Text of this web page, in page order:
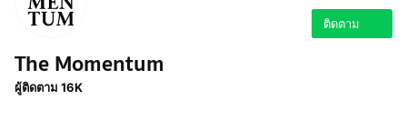
ติดตาม
The Momentum
ผู้ติดตาม 16K